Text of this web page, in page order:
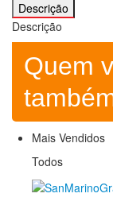
On
Linha Bike
Linha
Camisas
Descrição
Descrição
Quem
Mais Vendidos
Todos